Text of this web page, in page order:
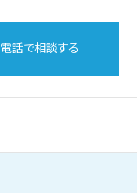
電話で相談する